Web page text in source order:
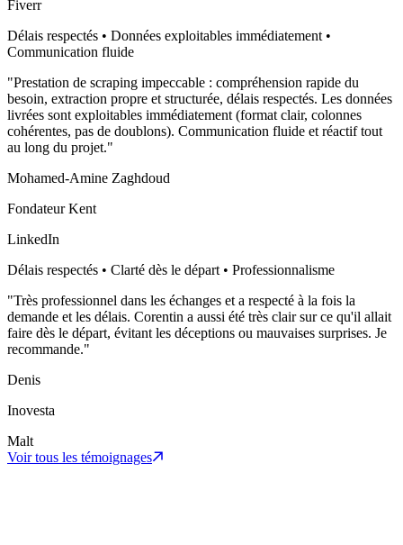
Fiverr
Délais respectés • Données exploitables immédiatement •
Communication fluide
"Prestation de scraping impeccable : compréhension rapide du
besoin, extraction propre et structurée, délais respectés. Les données
livrées sont exploitables immédiatement (format clair, colonnes
cohérentes, pas de doublons). Communication fluide et réactif tout
au long du projet."
Mohamed-Amine Zaghdoud
Fondateur Kent
LinkedIn
Délais respectés • Clarté dès le départ • Professionnalisme
"Très professionnel dans les échanges et a respecté à la fois la
demande et les délais. Corentin a aussi été très clair sur ce qu'il allait
faire dès le départ, évitant les déceptions ou mauvaises surprises. Je
recommande."
Denis
Inovesta
Malt
Voir tous les témoignages